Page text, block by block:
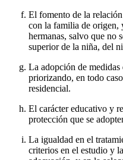
El fomento de la relación
con la familia de origen,
hermanas, salvo que no
superior de la niña, del
La adopción de
priorizando, en todo
residencial.
El carácter educativo y
protección que se
La igualdad en el
criterios en el estudio y